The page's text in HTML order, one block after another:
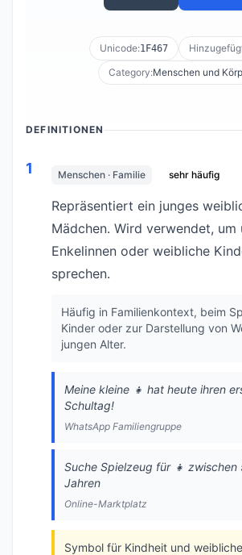
Unicode:1F467
Category:Menschen und
DEFINITIONEN
1 Menschen · Familie sehr häufig
Repräsentiert ein junges
Mädchen. Wird verwendet, um
Enkelinnen oder weibliche
sprechen.
Häufig in Familienkontext, beim
Kinder oder zur Darstellung von
jungen Alter.
Meine kleine 👧 hat heute ihren
Schultag!
WhatsApp Familiengruppe
Suche Spielzeug für 👧 zwischen
Jahren
Online-Marktplatz
Symbol für Kindheit und